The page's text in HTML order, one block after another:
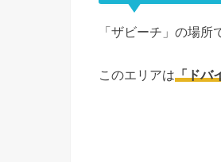
「ザビーチ」の場所
このエリアは「ドバ